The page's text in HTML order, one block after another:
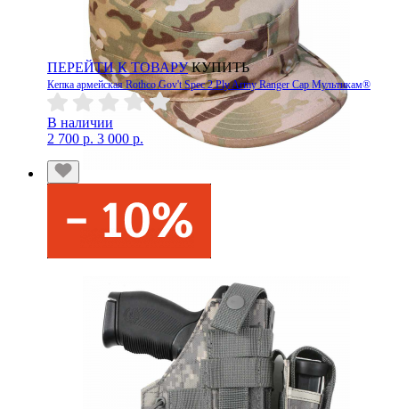
ПЕРЕЙТИ К ТОВАРУ КУПИТЬ
Кепка армейская Rothco Gov't Spec 2 Ply Army Ranger Cap Мультикам®
В наличии
2 700 р. 3 000 р.